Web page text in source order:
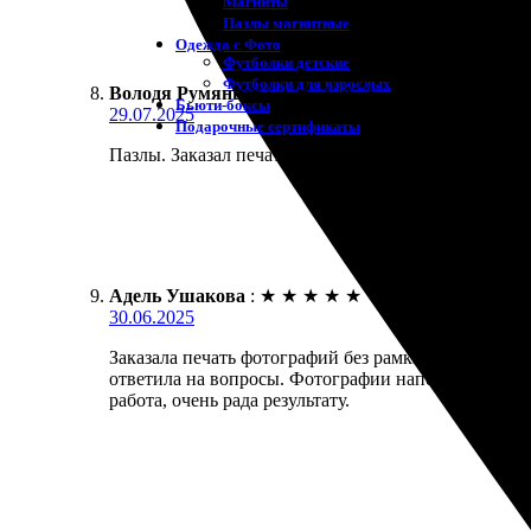
Пазлы магнитные
Одежда с Фото
Футболки детские
Футболки для взрослых
Бьюти-боксы
Подарочные сертификаты
Володя Румянцев : ★ ★ ★ ★ ★
29.07.2025
Пазлы. Заказал печать фото без рамки. Сделали
Адель Ушакова : ★ ★ ★ ★ ★
30.06.2025
Заказала печать фотографий без рамки,
ответила на вопросы. Фотографии напечатаны на
работа, очень рада результату.